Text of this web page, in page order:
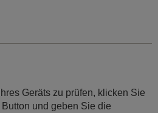
Geräts zu prüfen, klicken Sie
Button und geben Sie die